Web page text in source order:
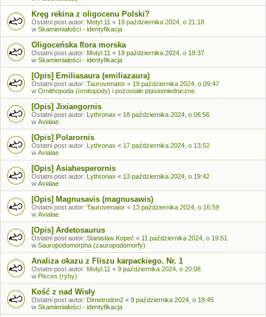
Kręg rekina z oligocenu Polski?
Ostatni post autor: Motyl.11 « 19 października 2024, o 21:18
w Skamieniałości - identyfikacja
Oligoceńska flora morska
Ostatni post autor: Motyl.11 « 19 października 2024, o 19:37
w Skamieniałości - identyfikacja
[Opis] Emiliasaura (emiliazaura)
Ostatni post autor: Taurovenator « 19 października 2024, o 09:47
w Ornithopoda (ornitopody) i pozostałe ptasiomiedniczne
[Opis] Jixiangornis
Ostatni post autor: Lythronax « 18 października 2024, o 06:56
w Avialae
[Opis] Polarornis
Ostatni post autor: Lythronax « 17 października 2024, o 13:52
w Avialae
[Opis] Asiahesperornis
Ostatni post autor: Lythronax « 13 października 2024, o 19:42
w Avialae
[Opis] Magnusavis (magnusawis)
Ostatni post autor: Taurovenator « 13 października 2024, o 16:59
w Avialae
[Opis] Ardetosaurus
Ostatni post autor: Stanisław Kopeć « 11 października 2024, o 19:51
w Sauropodomorpha (zauropodomorfy)
Analiza okazu z Fliszu karpackiego. Nr. 1
Ostatni post autor: Motyl.11 « 9 października 2024, o 20:08
w Pisces (ryby)
Kość z nad Wisły
Ostatni post autor: Dimetrodon2 « 9 października 2024, o 18:45
w Skamieniałości - identyfikacja